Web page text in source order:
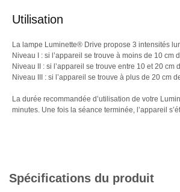
Utilisation
La lampe Luminette® Drive propose 3 intensités
Niveau I : si l’appareil se trouve à moins de 10 cm
Niveau II : si l’appareil se trouve entre 10 et 20 cm
Niveau III : si l’appareil se trouve à plus de 20 cm
La durée recommandée d’utilisation de votre
minutes. Une fois la séance terminée, l’appareil
Spécifications du produit